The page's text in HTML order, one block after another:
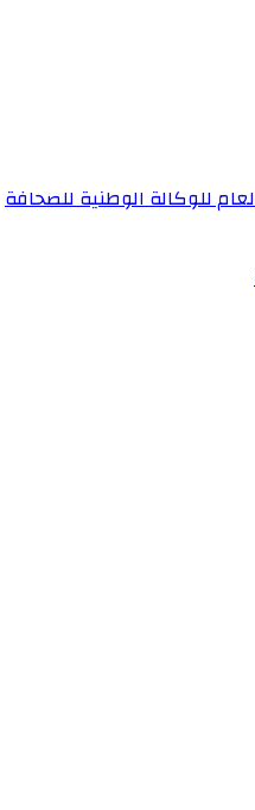
للوكالة الوطنية للصحافة